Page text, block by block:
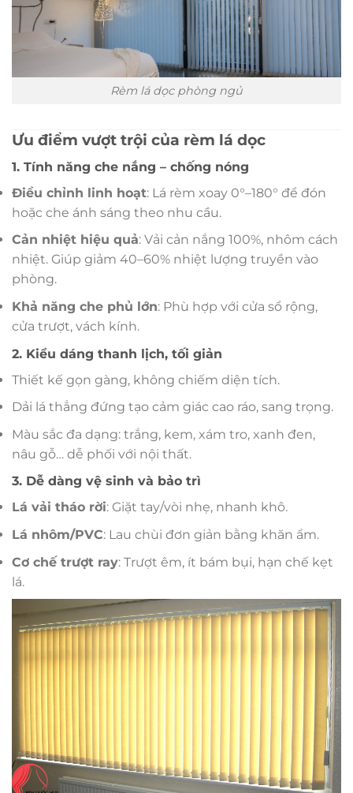
Rèm lá dọc phòng ngủ
Ưu điểm vượt trội của rèm lá dọc
1. Tính năng che nắng – chống nóng
Điều chỉnh linh hoạt: Lá rèm xoay 0°–180° để đón
hoặc che ánh sáng theo nhu cầu.
Cản nhiệt hiệu quả: Vải cản nắng 100%, nhôm cách
nhiệt. Giúp giảm 40–60% nhiệt lượng truyền vào
phòng.
Khả năng che phủ lớn: Phù hợp với cửa sổ rộng,
cửa trượt, vách kính.
2. Kiểu dáng thanh lịch, tối giản
Thiết kế gọn gàng, không chiếm diện tích.
Dải lá thẳng đứng tạo cảm giác cao ráo, sang trọng.
Màu sắc đa dạng: trắng, kem, xám tro, xanh đen,
nâu gỗ… dễ phối với nội thất.
3. Dễ dàng vệ sinh và bảo trì
Lá vải tháo rời: Giặt tay/vòi nhẹ, nhanh khô.
Lá nhôm/PVC: Lau chùi đơn giản bằng khăn ẩm.
Cơ chế trượt ray: Trượt êm, ít bám bụi, hạn chế kẹt
lá.